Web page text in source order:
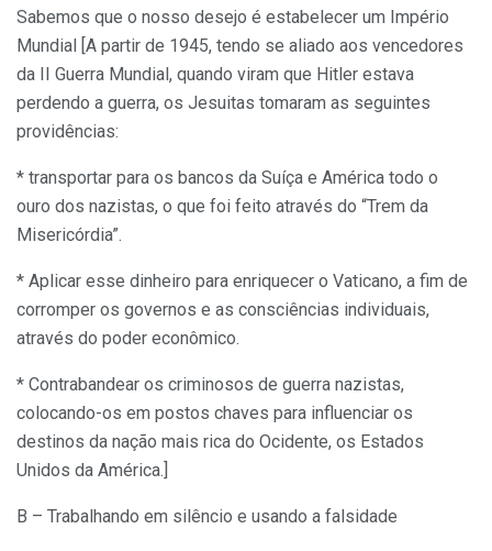
Sabemos que o nosso desejo é estabelecer um Império
Mundial [A partir de 1945, tendo se aliado aos vencedores
da II Guerra Mundial, quando viram que Hitler estava
perdendo a guerra, os Jesuitas tomaram as seguintes
providências:
* transportar para os bancos da Suíça e América todo o
ouro dos nazistas, o que foi feito através do “Trem da
Misericórdia”.
* Aplicar esse dinheiro para enriquecer o Vaticano, a fim de
corromper os governos e as consciências individuais,
através do poder econômico.
* Contrabandear os criminosos de guerra nazistas,
colocando-os em postos chaves para influenciar os
destinos da nação mais rica do Ocidente, os Estados
Unidos da América.]
B – Trabalhando em silêncio e usando a falsidade